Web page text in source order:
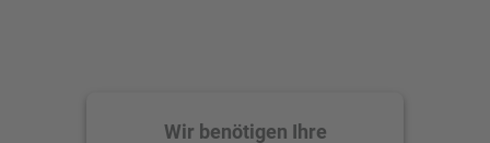
Wir benötigen Ihre